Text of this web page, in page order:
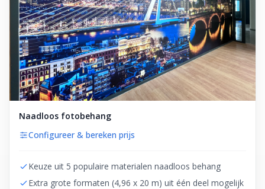
Naadloos fotobehang
Configureer & bereken prijs
Keuze uit 5 populaire materialen naadloos behang
Extra grote formaten (4,96 x 20 m) uit één deel mogelijk